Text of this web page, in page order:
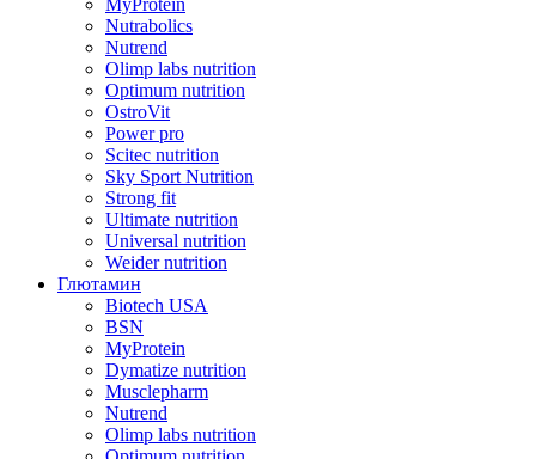
MyProtein
Nutrabolics
Nutrend
Olimp labs nutrition
Optimum nutrition
OstroVit
Power pro
Scitec nutrition
Sky Sport Nutrition
Strong fit
Ultimate nutrition
Universal nutrition
Weider nutrition
Глютамин
Biotech USA
BSN
MyProtein
Dymatize nutrition
Musclepharm
Nutrend
Olimp labs nutrition